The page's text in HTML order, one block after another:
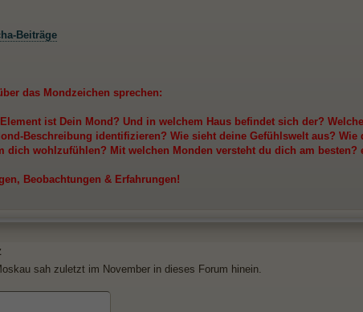
Beiträge
das Mondzeichen sprechen:
ist Dein Mond? Und in welchem Haus befindet sich der?
Beschreibung identifizieren? Wie sieht deine Gefühlswelt aus? Wie
dich wohlzufühlen? Mit welchen Monden versteht du dich am besten?
Beobachtungen & Erfahrungen!
sah zuletzt im November in dieses Forum hinein.